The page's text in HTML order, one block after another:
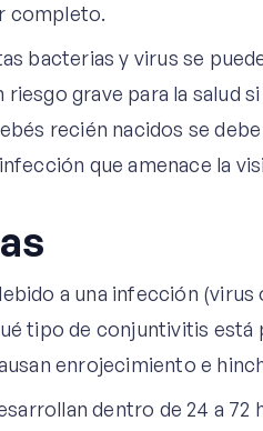
completo.
bacterias y virus se
grave para la salud
recién nacidos se
que amenace la
a una infección
tipo de conjuntivitis está
enrojecimiento e
dentro de 24 a 72